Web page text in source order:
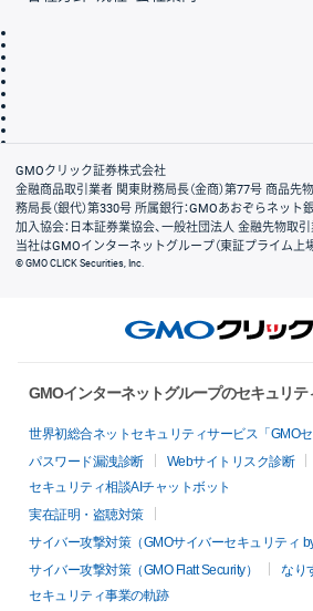
会社案内
GMOクリック証券株式会社
金融商品取引業者 関東財務局長（金商）第77号 商品先
務局長（銀代）第330号 所属銀行：GMOあおぞらネット
加入協会：日本証券業協会、一般社団法人 金融先物取
当社はGMOインターネットグループ（東証プライム上
© GMO CLICK Securities, Inc.
GMOインターネットグループのセキュリテ
世界初総合ネットセキュリティサービス「GMOセ
パスワード漏洩診断
Webサイトリスク診断
セキュリティ相談AIチャットボット
実在証明・盗聴対策
サイバー攻撃対策（GMOサイバーセキュリティ
サイバー攻撃対策（GMO Flatt Security）
なり
セキュリティ事業の軌跡